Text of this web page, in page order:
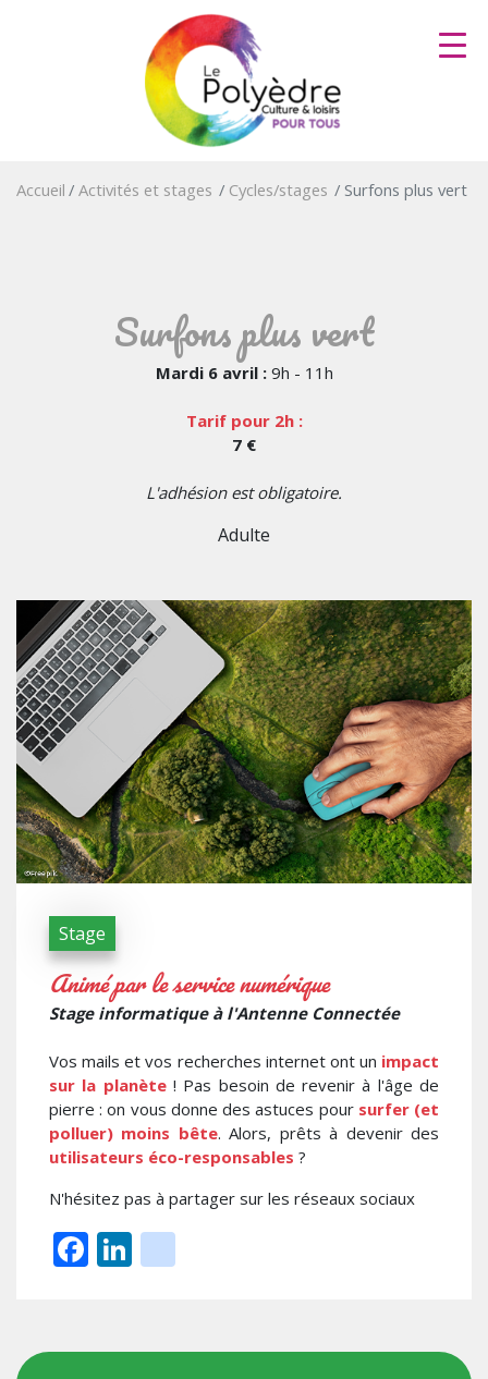
au
contenu
principal
Accueil Activités et stages Cycles/stages Surfons plus vert
Surfons plus vert
Mardi 6 avril : 9h - 11h
Tarif pour 2h :
7 €
L'adhésion est obligatoire.
Adulte
Stage
Animé par le service numérique
Stage informatique à l'Antenne Connectée
Vos mails et vos recherches internet ont un impact
sur la planète! Pas besoin de revenir à l'âge de
pierre : on vous donne des astuces pour surfer (et
polluer) moins bête. Alors, prêts à devenir des
utilisateurs éco-responsables ?
N'hésitez pas à partager sur les réseaux sociaux
Facebook
LinkedIn